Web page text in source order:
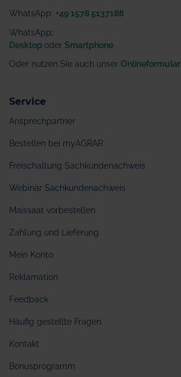
WhatsApp: +49 1578 5137188
WhatsApp:
Desktop oder Smartphone
Oder nutzen Sie auch unser Onlineformular
Service
Ansprechpartner
Bestellen bei myAGRAR
Freischaltung Sachkundenachweis
Webinar Sachkundenachweis
Maissaat vorbestellen
Zahlung und Lieferung
Mein Konto
Reklamation
Feedback
Häufig gestellte Fragen
Kontakt
Bonusprogramm